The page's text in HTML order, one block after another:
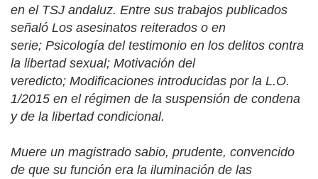
en el TSJ andaluz. Entre sus trabajos publicados
señaló Los asesinatos reiterados o en
serie; Psicología del testimonio en los delitos contra
la libertad sexual; Motivación del
veredicto; Modificaciones introducidas por la L.O.
1/2015 en el régimen de la suspensión de condena
y de la libertad condicional.
Muere un magistrado sabio, prudente, convencido
de que su función era la iluminación de las